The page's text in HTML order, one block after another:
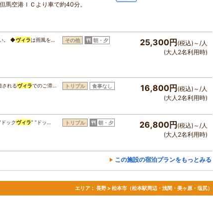
馬空港ＩＣより車で約40分。
。 ◆ヴィラは雨風を… その他 朝・夕 25,300円 (税込)～/人
(大人2名利用時)
されるヴィラでのご滞… トリプル 食事なし 16,800円 (税込)～/人
(大人2名利用時)
ックヴィラ” ”ドッ… トリプル 朝・夕 26,800円 (税込)～/人
(大人2名利用時)
この施設の宿泊プランをもっとみる
エリア： 長野 > 松本市（松本駅周辺・浅間・美ヶ原・塩尻）